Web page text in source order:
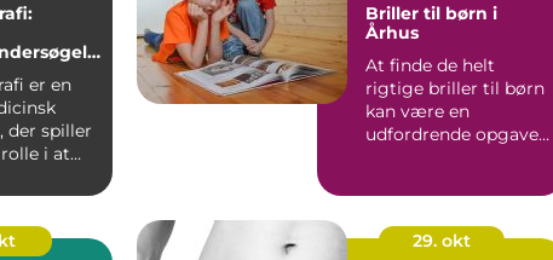
er en
der spiller
i at
Briller til børn i
Århus
At finde de helt
rigtige briller til børn
kan være en
udfordrende opgave
29. okt